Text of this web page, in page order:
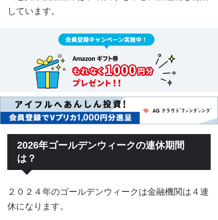
しています。
2026年ゴールデンウィークの連休期間
は？
２０２４年のゴールデンウィークは金融機関は４連
休になります。